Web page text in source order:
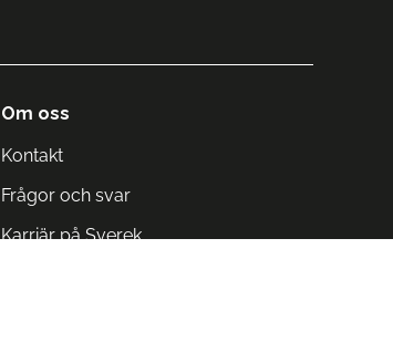
Om oss
Kontakt
Frågor och svar
Karriär på Sverek